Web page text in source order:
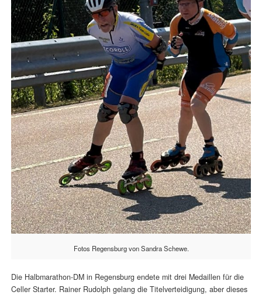
Fotos Regensburg von Sandra Schewe.
Die Halbmarathon-DM in Regensburg endete mit drei Medaillen für die
Celler Starter. Rainer Rudolph gelang die Titelverteidigung, aber dieses